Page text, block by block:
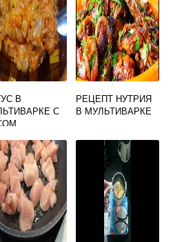
В
С
РЕЦЕПТ НУТРИЯ
В МУЛЬТИВАРКЕ